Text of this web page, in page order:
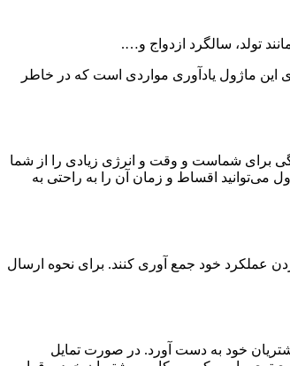
تولد، سالگرد ازدواج و….
این ماژول یادآوری مواردی است که در خاطر
برای شماست و وقت و انرژی زیادی را از شما
می‌توانید اقساط و زمان آن را به راحتی به
عملکرد خود جمع آوری کنند. برای نحوه ارسال
مشتریان خود به دست آورد. در صورت تمایل